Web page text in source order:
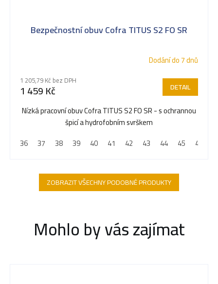
Bezpečnostní obuv Cofra TITUS S2 FO SR
Dodání do 7 dnů
1 205,79 Kč bez DPH
1 459 Kč DETAIL
Nízká pracovní obuv Cofra TITUS S2 FO SR - s ochrannou
špicí a hydrofobním svrškem
36
37 38 39 40 41 42 43 44 45 46
ZOBRAZIT VŠECHNY PODOBNÉ PRODUKTY
Mohlo by vás zajímat